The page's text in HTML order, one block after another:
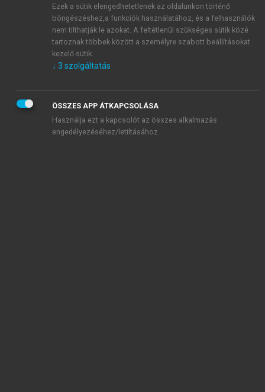
veszem és elfogadom.
Általános vásárlási feltételeket, valamint a szotar.netés a
mersz.huoldalak licencszerződéseiben foglaltakat
tudomásul veszem és elfogadom.
KIPRÓBÁLOM
Ezek a sütik elengedhetetlenek az oldalunkon történő
böngészéshez,a funkciók használatához, és a felhasználók
nem tilthatják le azokat. A feltétlenül szükséges sütik közé
tartoznak többek között a személyre szabott beállításokat
kezelő sütik.
↓ 3 szolgáltatás
ÖSSZES APP ÁTKAPCSOLÁSA
Használja ezt a kapcsolót az összes alkalmazás
engedélyezéséhez/letiltásához.